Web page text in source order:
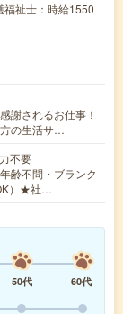
祉士：時給1550
謝されるお仕事！
の生活サ…
不要
齢不問・ブランク
）★社…
50代
60代